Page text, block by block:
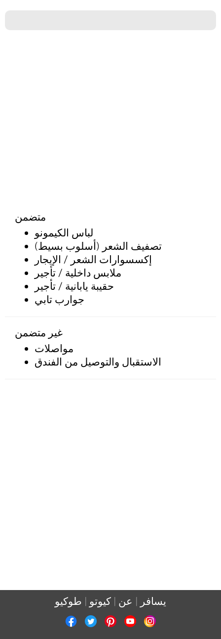
متضمن
لباس الكيمونو
تصفيف الشعر (أسلوب بسيط)
إكسسوارات الشعر / الإيجار
ملابس داخلية / تأجير
حقيبة يابانية / تأجير
جوارب تابي
غير متضمن
مواصلات
الاستقبال والتوصيل من الفندق
طوكيو كيوتو عن يسافر